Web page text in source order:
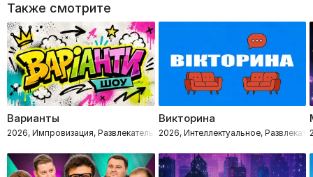
Также смотрите
Варианты
2026, Импровизация, Развлекательное, Интеллектуальное
Викторина
2026, Интеллектуальное,